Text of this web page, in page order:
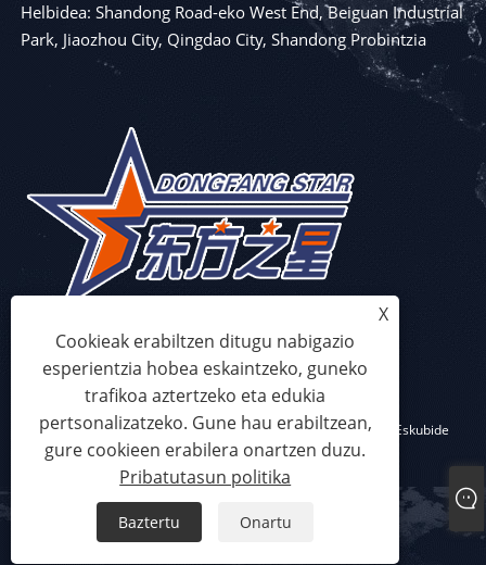
Helbidea: Shandong Road-eko West End, Beiguan Industrial
Park, Jiaozhou City, Qingdao City, Shandong Probintzia
Copyright © 2023 Qingdao Eaststar Plastic Machinery Co.,Ltd. Eskubide
guztiak erreserbatuta
Sitemap RSS XML Pribatutasun politika
X
Cookieak erabiltzen ditugu nabigazio
esperientzia hobea eskaintzeko, guneko
trafikoa aztertzeko eta edukia
pertsonalizatzeko. Gune hau erabiltzean,
gure cookieen erabilera onartzen duzu.
Pribatutasun politika
Baztertu Onartu